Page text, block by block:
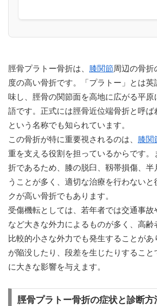
脛骨プラトー骨折は、 膝関節周辺の骨折
度の高い骨折です。「プラトー」とは
味し、脛骨の関節面を高地に広がる平原
語です。正式には脛骨近位端骨折と呼ば
という名称でも知られています。
この骨折が特に重要視されるのは、 膝関
重を支える役割を担っているからです。
折であるため、膝の脱臼、靱帯損傷、半
うことが多く、適切な治療を行わないと
クが高い骨折でもあります。
受傷機転としては、若年者では交通事故
など大きな外力によるものが多く、高齢
比較的小さな外力でも発生することがあ
が陥没したり、段差を生じたりすること
に大きな影響を与えます。
脛骨プラトー骨折の症状と診断方